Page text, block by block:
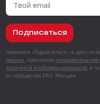
Подписаться
Нажимая «Подписаться», я даю
данных , принимаю
политикой конфиденциальности , а
от сообщества PRO Женщин.